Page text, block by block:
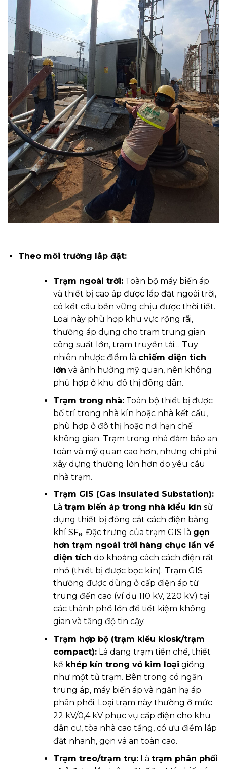
Theo môi trường lắp đặt:
Trạm ngoài trời:Toàn bộ máy biến áp
và thiết bị cao áp được lắp đặt ngoài trời,
có kết cấu bền vững chịu được thời tiết.
Loại này phù hợp khu vực rộng rãi,
thường áp dụng cho trạm trung gian
công suất lớn, trạm truyền tải… Tuy
nhiên nhược điểm là chiếm diện tích
lớn và ảnh hưởng mỹ quan, nên không
phù hợp ở khu đô thị đông dân.
Trạm trong nhà:Toàn bộ thiết bị được
bố trí trong nhà kín hoặc nhà kết cấu,
phù hợp ở đô thị hoặc nơi hạn chế
không gian. Trạm trong nhà đảm bảo an
toàn và mỹ quan cao hơn, nhưng chi phí
xây dựng thường lớn hơn do yêu cầu
nhà trạm.
Trạm GIS (Gas Insulated Substation):
Là trạm biến áp trong nhà kiểu kín sử
dụng thiết bị đóng cắt cách điện bằng
khí SF₆. Đặc trưng của trạm GIS là gọn
hơn trạm ngoài trời hàng chục lần về
diện tích do khoảng cách cách điện rất
nhỏ (thiết bị được bọc kín). Trạm GIS
thường được dùng ở cấp điện áp từ
trung đến cao (ví dụ 110 kV, 220 kV) tại
các thành phố lớn để tiết kiệm không
gian và tăng độ tin cậy.
Trạm hợp bộ (trạm kiểu kiosk/trạm
compact):Là dạng trạm tiền chế, thiết
kế khép kín trong vỏ kim loại giống
như một tủ trạm. Bên trong có ngăn
trung áp, máy biến áp và ngăn hạ áp
phân phối. Loại trạm này thường ở mức
22 kV/0,4 kV phục vụ cấp điện cho khu
dân cư, tòa nhà cao tầng, có ưu điểm lắp
đặt nhanh, gọn và an toàn cao.
Trạm treo/trạm trụ:Là trạm phân phối